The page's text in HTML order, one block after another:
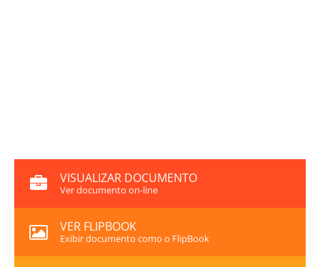
VISUALIZAR DOCUMENTO
Ver documento on-line
VER FLIPBOOK
Exibir documento como o FlipBook